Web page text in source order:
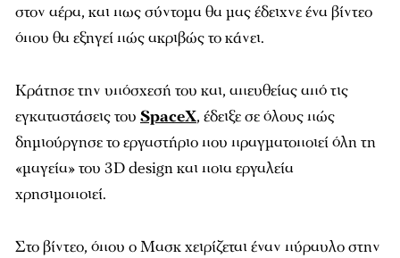
στον αέρα, και πως σύντομα θα μας έδειχνε ένα βίντεο
όπου θα εξηγεί πώς ακριβώς το κάνει.
Κράτησε την υπόσχεσή του και, απευθείας από τις
εγκαταστάσεις του SpaceX, έδειξε σε όλους πώς
δημιούργησε το εργαστήριο που πραγματοποιεί όλη τη
«μαγεία» του 3D design και ποια εργαλεία
χρησιμοποιεί.
Στο βίντεο, όπου ο Μασκ χειρίζεται έναν πύραυλο στην